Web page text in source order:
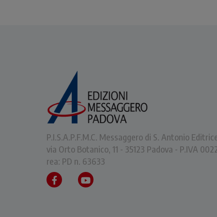
P.I.S.A.P.F.M.C. Messaggero di S. Antonio
via Orto Botanico, 11 - 35123 Padova - P.IVA
rea: PD n. 63633